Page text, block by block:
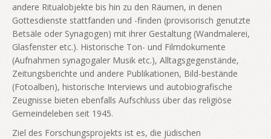
andere Ritualobjekte bis hin zu den Räumen, in denen
Gottesdienste stattfanden und -finden (provisorisch genutzte
Betsäle oder Synagogen) mit ihrer Gestaltung (Wandmalerei,
Glasfenster etc.). Historische Ton- und Filmdokumente
(Aufnahmen synagogaler Musik etc.), Alltagsgegenstände,
Zeitungsberichte und andere Publikationen, Bild-bestände
(Fotoalben), historische Interviews und autobiografische
Zeugnisse bieten ebenfalls Aufschluss über das religiöse
Gemeindeleben seit 1945.
Ziel des Forschungsprojekts ist es, die jüdischen